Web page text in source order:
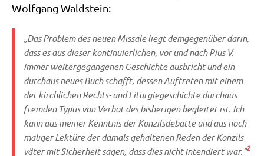
Wolf­gang Waldstein:
„Das Pro­blem des neu­en Mis­sa­le liegt dem­ge­gen­über dar­in,
dass es aus die­ser kon­ti­nu­ier­li­chen, vor und nach Pius V.
immer wei­ter­ge­gan­ge­nen Geschich­te aus­bricht und ein
durch­aus neu­es Buch schafft, des­sen Auf­tre­ten mit einem
der kirch­li­chen Rechts- und Lit­ur­gie­ge­schich­te durch­aus
frem­den Typus von Ver­bot des bis­he­ri­gen beglei­tet ist. Ich
kann aus mei­ner Kennt­nis der Kon­zils­de­bat­te und aus noch­
ma­li­ger Lek­tü­re der damals gehal­te­nen Reden der Kon­zils­
vä­ter mit Sicher­heit sagen, dass dies nicht inten­diert war.”2